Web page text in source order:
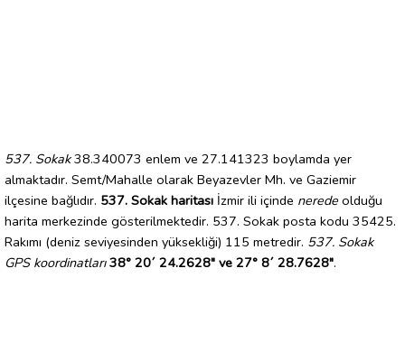
537. Sokak38.340073 enlem ve 27.141323 boylamda yer
almaktadır. Semt/Mahalle olarak Beyazevler Mh. ve Gaziemir
ilçesine bağlıdır. 537. Sokak haritası İzmir ili içinde nerede olduğu
harita merkezinde gösterilmektedir. 537. Sokak posta kodu 35425.
Rakımı (deniz seviyesinden yüksekliği) 115 metredir. 537. Sokak
GPS koordinatları 38° 20´ 24.2628" ve 27° 8´ 28.7628".